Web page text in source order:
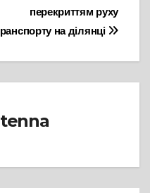
перекриттям руху
на ділянці